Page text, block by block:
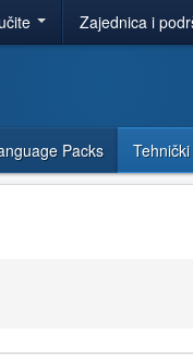
Zajednica i
Packs